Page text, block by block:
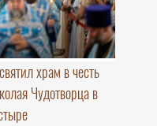
храм в честь
Чудотворца в